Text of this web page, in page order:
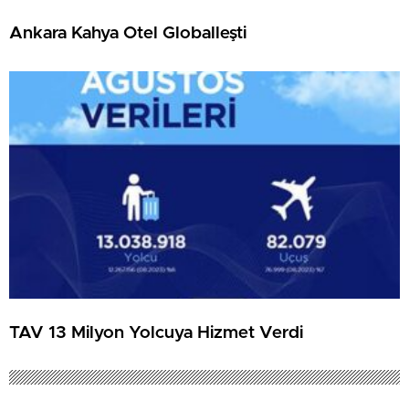
Ankara Kahya Otel Globalleşti
TAV 13 Milyon Yolcuya Hizmet Verdi